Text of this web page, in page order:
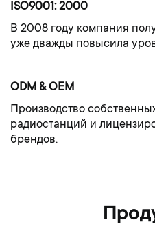
ISO9001: 2000
В 2008 году компания
уже дважды повысила
ODM & OEM
Производство
радиостанций и
брендов.